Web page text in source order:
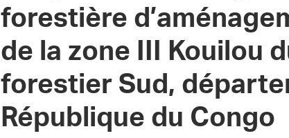
forestière
de la zone III Kouilou
forestier Sud,
République du Congo